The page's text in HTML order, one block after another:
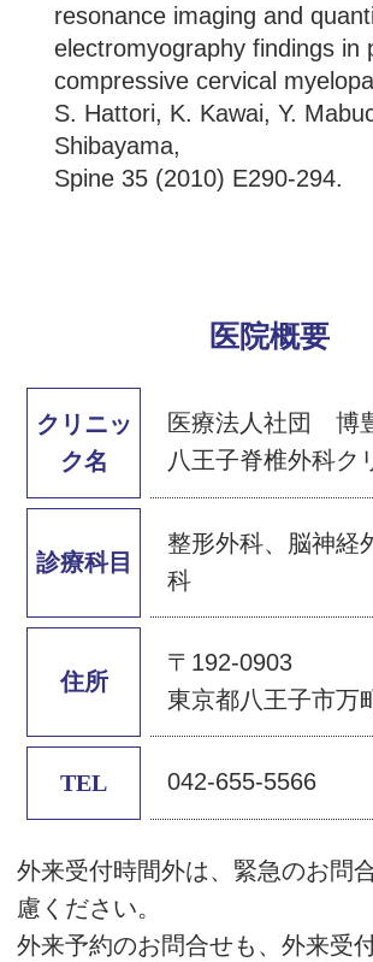
resonance imaging and
electromyography findings in
compressive cervical
S. Hattori, K. Kawai, Y.
Shibayama,
Spine 35 (2010) E290-294.
医院概要
クリニッ
ク名
医療法人社団 博
八王子脊椎外科ク
診療科目
整形外科、脳神経
科
住所
〒192-0903
東京都八王子市万
TEL 042-655-5566
外来受付時間外は、緊急のお問
慮ください。
外来予約のお問合せも、外来受